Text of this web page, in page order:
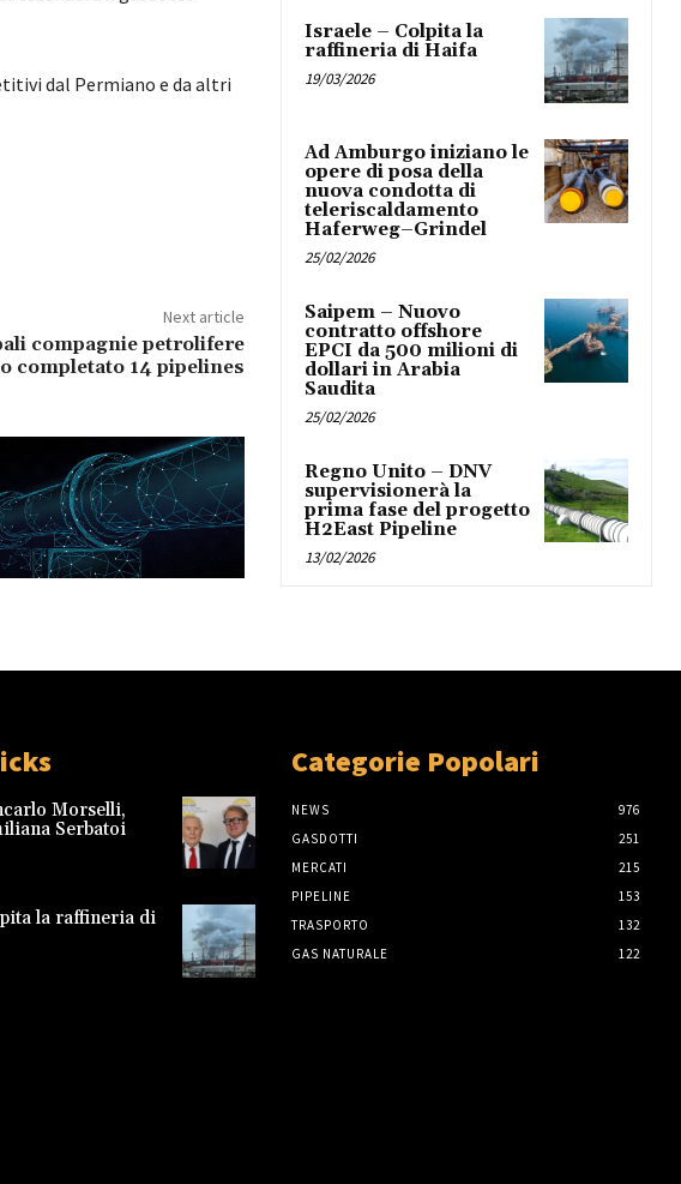
dal Permiano e da altri
Next article
compagnie petrolifere
completato 14 pipelines
Israele – Colpita la
raffineria di Haifa
19/03/2026
Ad Amburgo iniziano le
opere di posa della
nuova condotta di
teleriscaldamento
Haferweg–Grindel
25/02/2026
Saipem – Nuovo
contratto offshore
EPCI da 500 milioni di
dollari in Arabia
Saudita
25/02/2026
Regno Unito – DNV
supervisionerà la
prima fase del progetto
H2East Pipeline
13/02/2026
Morselli,
Serbatoi
la raffineria di
Categorie Popolari
NEWS
976
GASDOTTI
251
MERCATI
215
PIPELINE
153
TRASPORTO
132
GAS NATURALE
122